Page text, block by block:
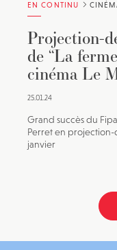
EN CONTINU
Projection-
de “La
cinéma Le
25.01.24
Grand succès du
Perret en projection-
janvier